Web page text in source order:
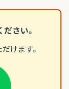
さい。
けます。